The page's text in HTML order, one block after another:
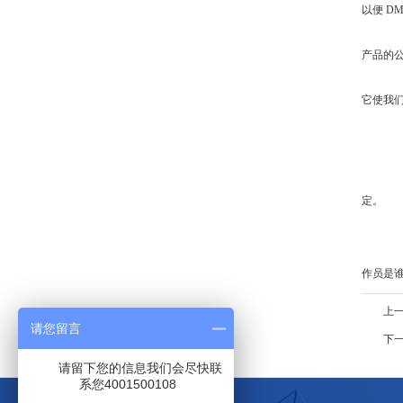
以便
对
产品的
•
它使我
•
•
定。
•
•
作员是
上
下
请您留言
请留下您的信息我们会尽快联
系您4001500108